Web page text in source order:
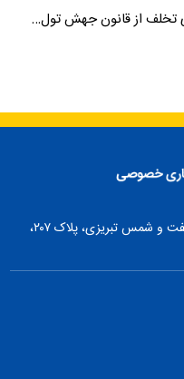
تخلف از قانون جهش تول…
تهران، ضلع شمالی بلوار میرداماد، بین نفت و شمس تبریزی، پلاک ۲۰۷،